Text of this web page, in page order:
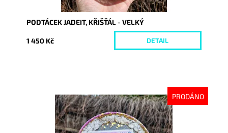
PODTÁCEK JADEIT, KŘIŠŤÁL - VELKÝ
1 450 Kč DETAIL
PRODÁNO
Dostupnost:
Vyprodáno
10172